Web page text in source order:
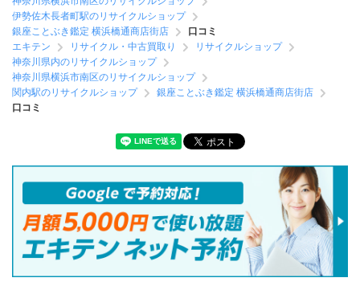
伊勢佐木長者町駅のリサイクルショップ
銀座ことぶき鑑定 横浜橋通商店街店
口コミ
エキテン
リサイクル・中古買取り
リサイクルショップ
神奈川県内のリサイクルショップ
神奈川県横浜市南区のリサイクルショップ
関内駅のリサイクルショップ
銀座ことぶき鑑定 横浜橋通商店街店
口コミ